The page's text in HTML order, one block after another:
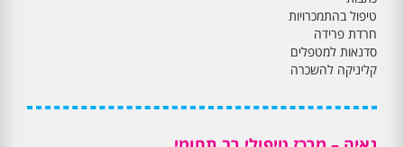
טיפול בהתמכרויות
חרדת פרידה
סדנאות למטפלים
קליניקה להשכרה